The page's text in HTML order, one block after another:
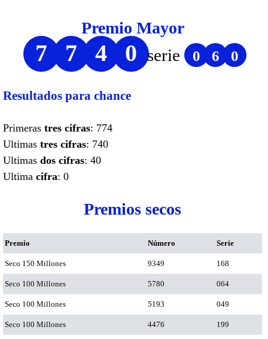
Premio Mayor
7 7 4 0 serie 0 6 0
Resultados para chance
Primeras tres cifras: 774
Ultimas tres cifras: 740
Ultimas dos cifras: 40
Ultima cifra: 0
Premios secos
Premio Número Serie
Seco 150 Millones 9349 168
Seco 100 Millones 5780 064
Seco 100 Millones 5193 049
Seco 100 Millones 4476 199